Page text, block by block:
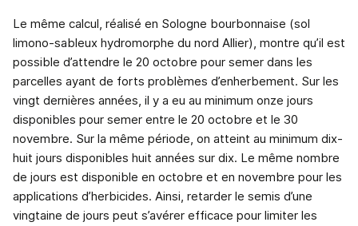
Le même calcul, réalisé en Sologne bourbonnaise (sol
limono-sableux hydromorphe du nord Allier), montre qu’il est
possible d’attendre le 20 octobre pour semer dans les
parcelles ayant de forts problèmes d’enherbement. Sur les
vingt dernières années, il y a eu au minimum onze jours
disponibles pour semer entre le 20 octobre et le 30
novembre. Sur la même période, on atteint au minimum dix-
huit jours disponibles huit années sur dix. Le même nombre
de jours est disponible en octobre et en novembre pour les
applications d’herbicides. Ainsi, retarder le semis d’une
vingtaine de jours peut s’avérer efficace pour limiter les